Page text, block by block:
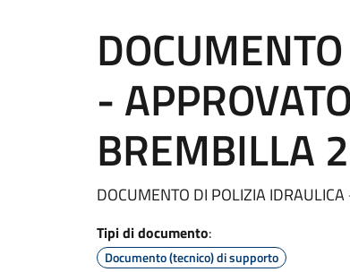
-
BREMBILLA
DOCUMENTO DI POLIZIA
Tipi di documento:
Documento (tecnico) di supporto